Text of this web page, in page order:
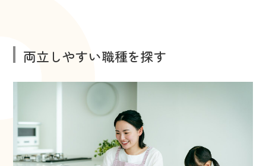
両立しやすい職種を探す